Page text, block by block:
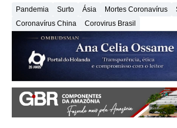
Pandemia Surto Ásia Mortes Coronavírus
Coronavírus China
Corovirus Brasil